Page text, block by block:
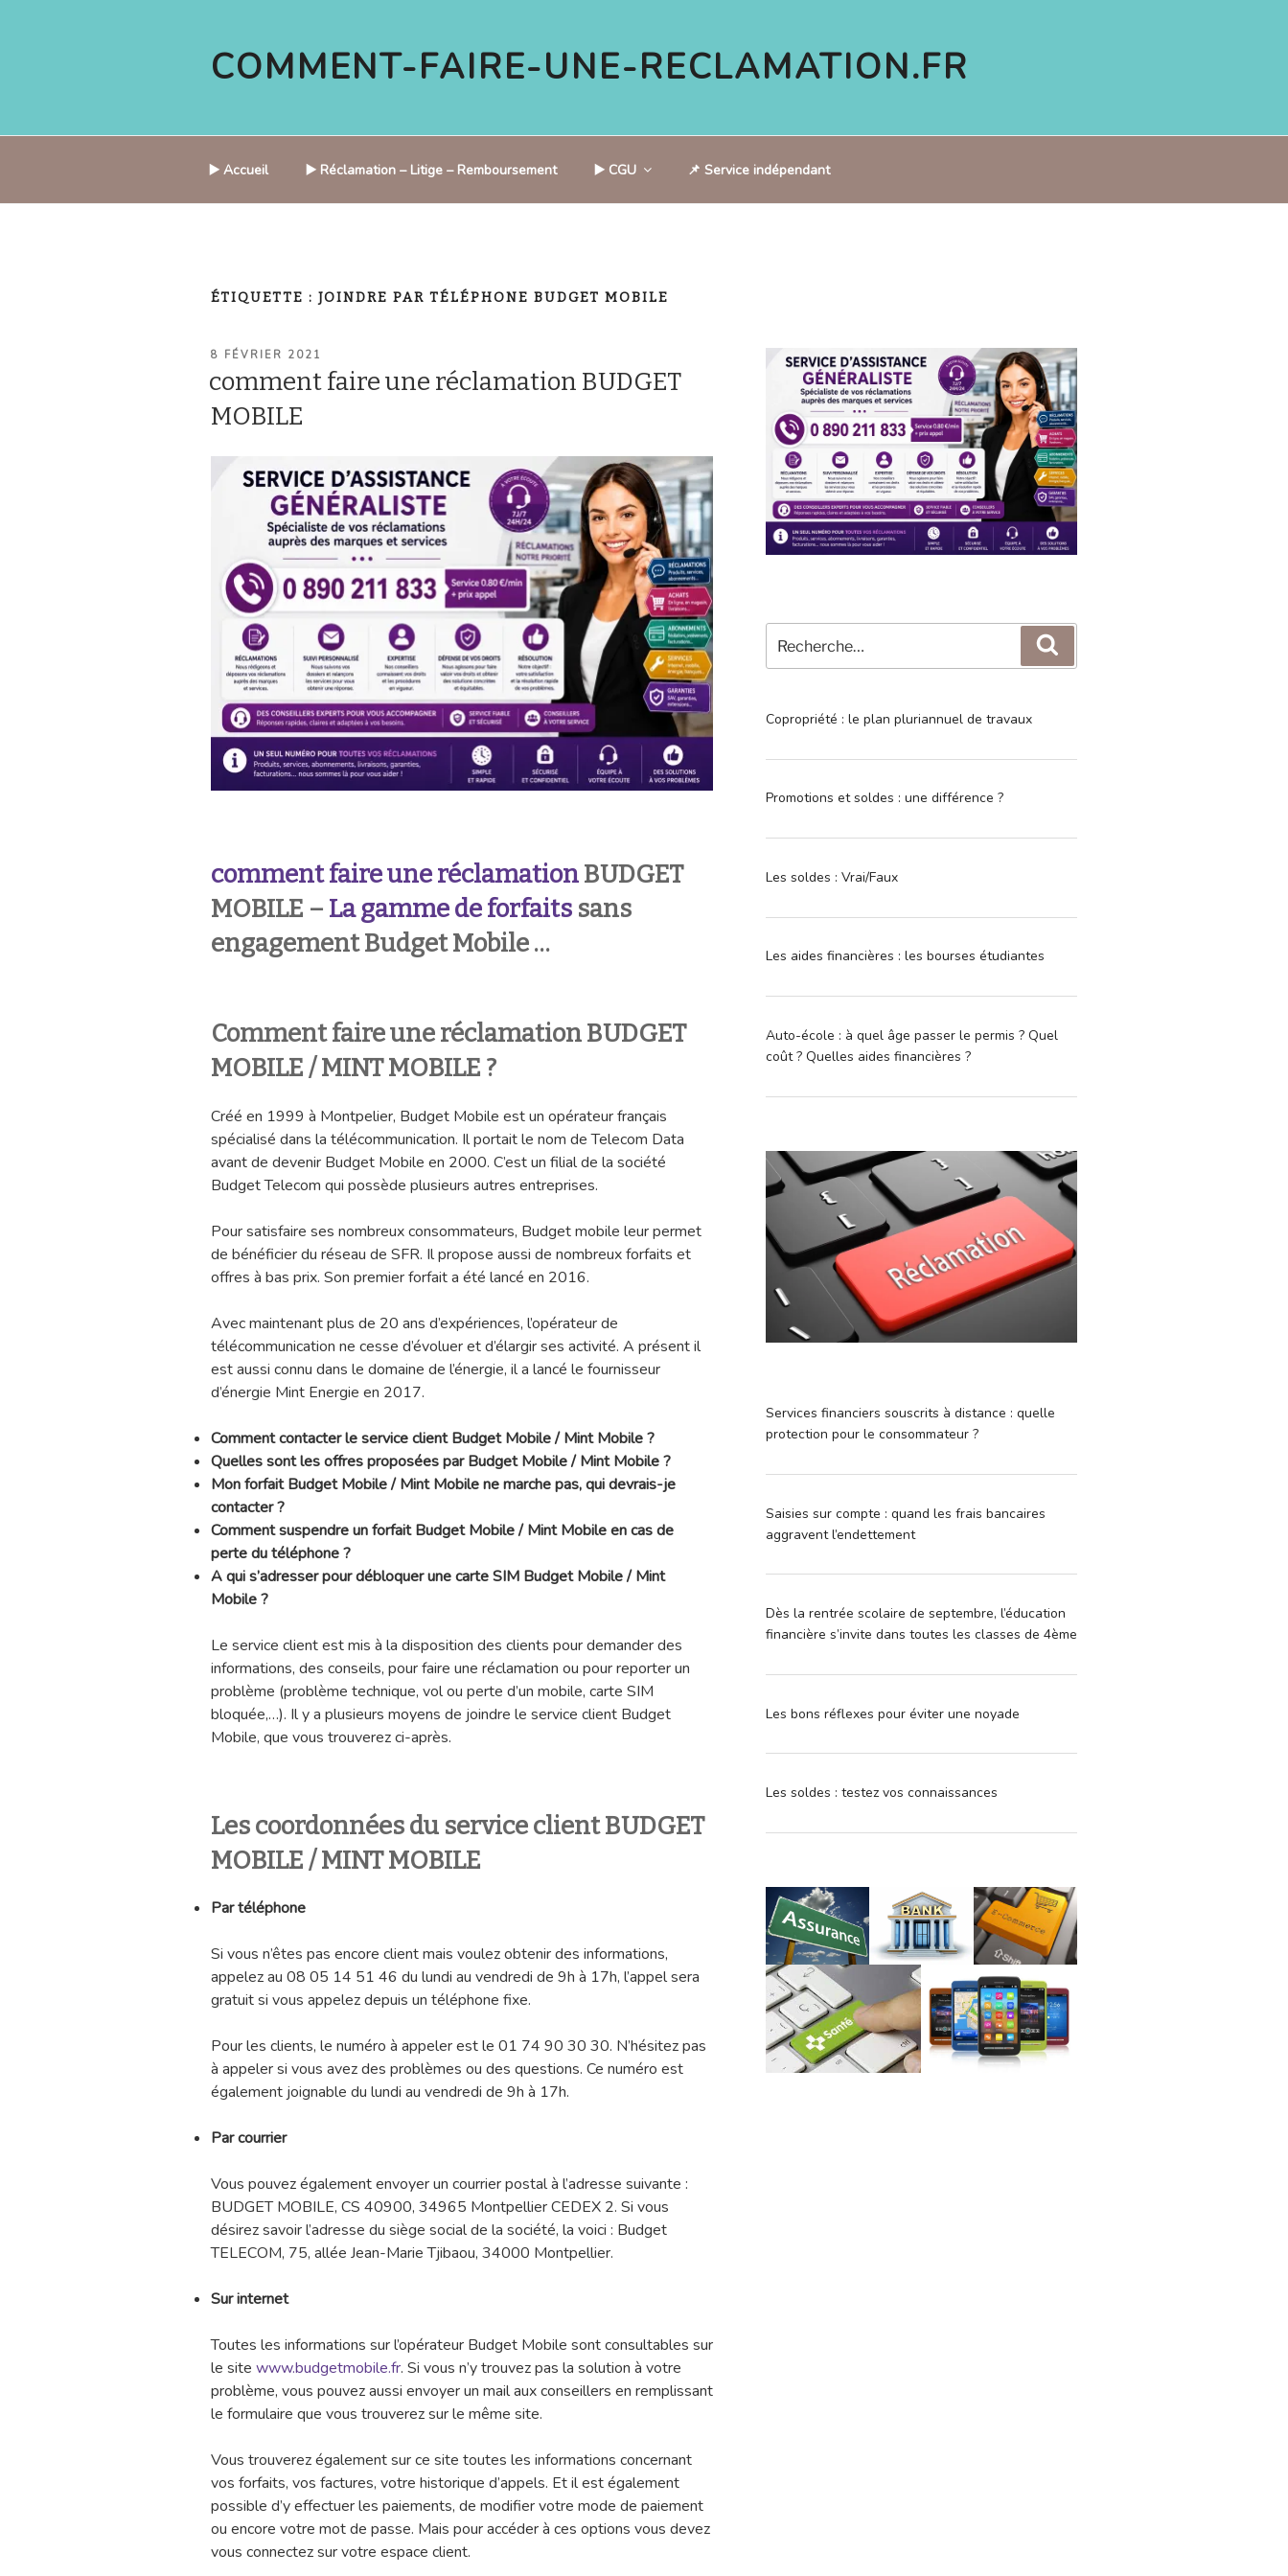
COMMENT-FAIRE-UNE-RECLAMATION.FR
▶️ Accueil ▶️ Réclamation – Litige – Remboursement ▶️ CGU 📌 Service indépendant
ÉTIQUETTE : JOINDRE PAR TÉLÉPHONE BUDGET MOBILE
PUBLIÉ
8 FÉVRIER 2021
comment faire une réclamation BUDGET
MOBILE
comment faire une réclamationBUDGET
MOBILE – La gamme de forfaits sans
engagement Budget Mobile …
Comment faire une réclamation BUDGET
MOBILE / MINT MOBILE ?
Créé en 1999 à Montpelier, Budget Mobile est un opérateur français
spécialisé dans la télécommunication. Il portait le nom de Telecom Data
avant de devenir Budget Mobile en 2000. C’est un filial de la société
Budget Telecom qui possède plusieurs autres entreprises.
Pour satisfaire ses nombreux consommateurs, Budget mobile leur permet
de bénéficier du réseau de SFR. Il propose aussi de nombreux forfaits et
offres à bas prix. Son premier forfait a été lancé en 2016.
Avec maintenant plus de 20 ans d’expériences, l’opérateur de
télécommunication ne cesse d’évoluer et d’élargir ses activité. A présent il
est aussi connu dans le domaine de l’énergie, il a lancé le fournisseur
d’énergie Mint Energie en 2017.
Comment contacter le service client Budget Mobile / Mint Mobile ?
Quelles sont les offres proposées par Budget Mobile / Mint Mobile ?
Mon forfait Budget Mobile / Mint Mobile ne marche pas, qui devrais-je
contacter ?
Comment suspendre un forfait Budget Mobile / Mint Mobile en cas de
perte du téléphone ?
A qui s’adresser pour débloquer une carte SIM Budget Mobile / Mint
Mobile ?
Le service client est mis à la disposition des clients pour demander des
informations, des conseils, pour faire une réclamation ou pour reporter un
problème (problème technique, vol ou perte d’un mobile, carte SIM
bloquée,…). Il y a plusieurs moyens de joindre le service client Budget
Mobile, que vous trouverez ci-après.
Les coordonnées du service client BUDGET
MOBILE / MINT MOBILE
Par téléphone
Si vous n’êtes pas encore client mais voulez obtenir des informations,
appelez au 08 05 14 51 46 du lundi au vendredi de 9h à 17h, l’appel sera
gratuit si vous appelez depuis un téléphone fixe.
Pour les clients, le numéro à appeler est le 01 74 90 30 30. N’hésitez pas
à appeler si vous avez des problèmes ou des questions. Ce numéro est
également joignable du lundi au vendredi de 9h à 17h.
Par courrier
Vous pouvez également envoyer un courrier postal à l’adresse suivante :
BUDGET MOBILE, CS 40900, 34965 Montpellier CEDEX 2. Si vous
désirez savoir l’adresse du siège social de la société, la voici : Budget
TELECOM, 75, allée Jean-Marie Tjibaou, 34000 Montpellier.
Sur internet
Toutes les informations sur l’opérateur Budget Mobile sont consultables sur
le site www.budgetmobile.fr. Si vous n’y trouvez pas la solution à votre
problème, vous pouvez aussi envoyer un mail aux conseillers en remplissant
le formulaire que vous trouverez sur le même site.
Vous trouverez également sur ce site toutes les informations concernant
vos forfaits, vos factures, votre historique d’appels. Et il est également
possible d’y effectuer les paiements, de modifier votre mode de paiement
ou encore votre mot de passe. Mais pour accéder à ces options vous devez
vous connectez sur votre espace client.
pour
:
Copropriété : le plan pluriannuel de travaux
Promotions et soldes : une différence ?
Les soldes : Vrai/Faux
Les aides financières : les bourses étudiantes
Auto-école : à quel âge passer le permis ? Quel
coût ? Quelles aides financières ?
Services financiers souscrits à distance : quelle
protection pour le consommateur ?
Saisies sur compte : quand les frais bancaires
aggravent l’endettement
Dès la rentrée scolaire de septembre, l’éducation
financière s’invite dans toutes les classes de 4ème
Les bons réflexes pour éviter une noyade
Les soldes : testez vos connaissances